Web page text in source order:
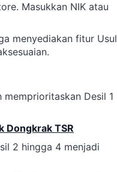
Masukkan NIK atau
menyediakan fitur Usul
Desil 1
Dongkrak TSR
2 hingga 4 menjadi